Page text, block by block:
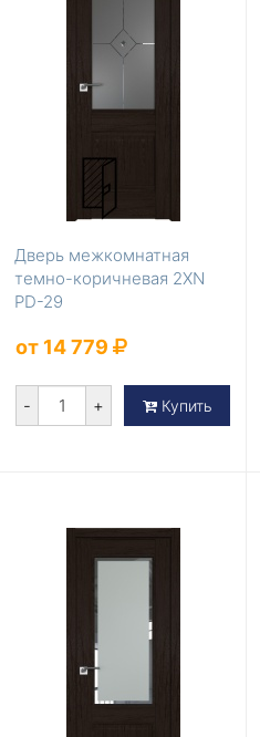
Дверь межкомнатная
темно-коричневая 2XN
PD-29
от 14 779
- + Купить